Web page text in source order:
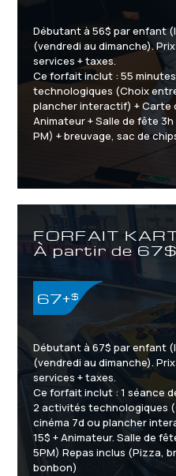
Débutant à 56$ par enfant
(vendredi au dimanche).
services + taxes.
Ce forfait inclut : 55
technologiques (Choix
plancher interactif) + Carte
Animateur + Salle de fête 3h
PM) + breuvage, sac de
(6 ENFANTS
7
FORFAIT
À partir de 67$
67+$
Débutant à 67$ par enfant
(vendredi au dimanche).
services + taxes.
Ce forfait inclut : 1 séance
2 activités technologiques
cinéma 7d ou plancher
15$ + Animateur. Salle de
5PM) Repas inclus (Pizza,
bonbon)